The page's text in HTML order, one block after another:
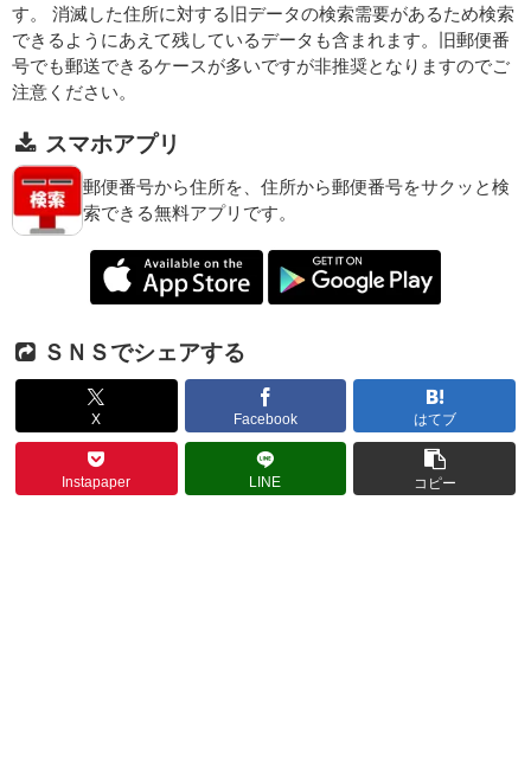
す。 消滅した住所に対する旧データの検索需要があるため検索
できるようにあえて残しているデータも含まれます。旧郵便番
号でも郵送できるケースが多いですが非推奨となりますのでご
注意ください。
スマホアプリ
郵便番号から住所を、住所から郵便番号をサクッと検
索できる無料アプリです。
ＳＮＳでシェアする
X Facebook はてブ
Instapaper LINE コピー